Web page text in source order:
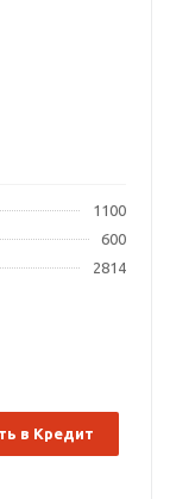
1100
600
2814
в Кредит